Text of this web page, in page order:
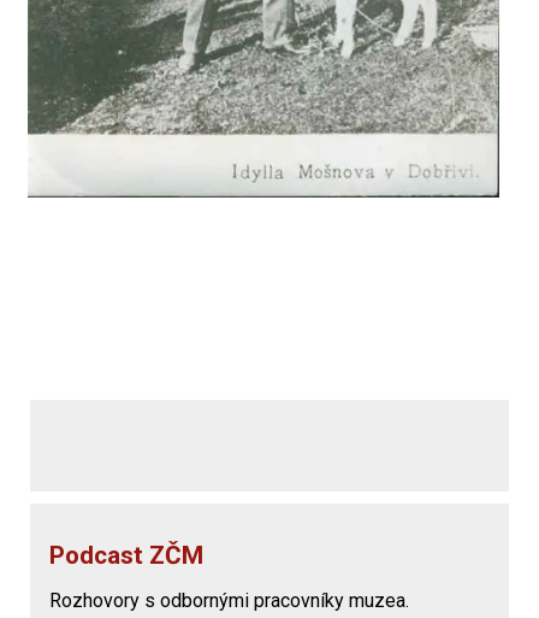
Podcast ZČM
Rozhovory s odbornými pracovníky muzea.